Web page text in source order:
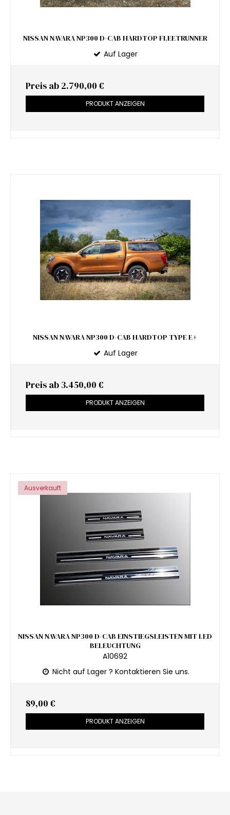
NISSAN NAVARA NP300 D-CAB HARDTOP FLEETRUNNER
Auf Lager
Preis ab 2.790,00 €
PRODUKT ANZEIGEN
NISSAN NAVARA NP300 D-CAB HARDTOP TYPE E+
Auf Lager
Preis ab3.450,00 €
PRODUKT ANZEIGEN
Ausverkauft
NISSAN NAVARA NP300 D-CAB EINSTIEGSLEISTEN MIT LED
BELEUCHTUNG
A10692
Nicht auf Lager ? Kontaktieren Sie uns.
89,00 €
PRODUKT ANZEIGEN